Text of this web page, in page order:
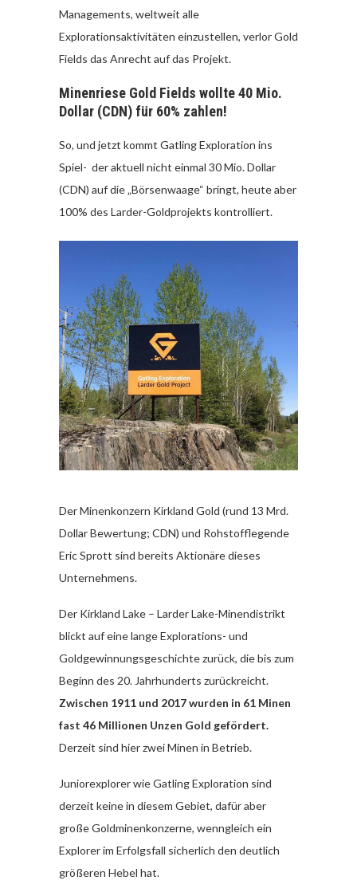
Managements, weltweit alle
Explorationsaktivitäten einzustellen, verlor Gold
Fields das Anrecht auf das Projekt.
Minenriese Gold Fields wollte 40 Mio.
Dollar (CDN) für 60% zahlen!
So, und jetzt kommt Gatling Exploration ins
Spiel- der aktuell nicht einmal 30 Mio. Dollar
(CDN) auf die „Börsenwaage“ bringt, heute aber
100% des Larder-Goldprojekts kontrolliert.
Der Minenkonzern Kirkland Gold (rund 13 Mrd.
Dollar Bewertung; CDN) und Rohstofflegende
Eric Sprott sind bereits Aktionäre dieses
Unternehmens.
Der Kirkland Lake – Larder Lake-Minendistrikt
blickt auf eine lange Explorations- und
Goldgewinnungsgeschichte zurück, die bis zum
Beginn des 20. Jahrhunderts zurückreicht.
Zwischen 1911 und 2017 wurden in 61 Minen
fast 46 Millionen Unzen Gold gefördert.
Derzeit sind hier zwei Minen in Betrieb.
Juniorexplorer wie Gatling Exploration sind
derzeit keine in diesem Gebiet, dafür aber
große Goldminenkonzerne, wenngleich ein
Explorer im Erfolgsfall sicherlich den deutlich
größeren Hebel hat.